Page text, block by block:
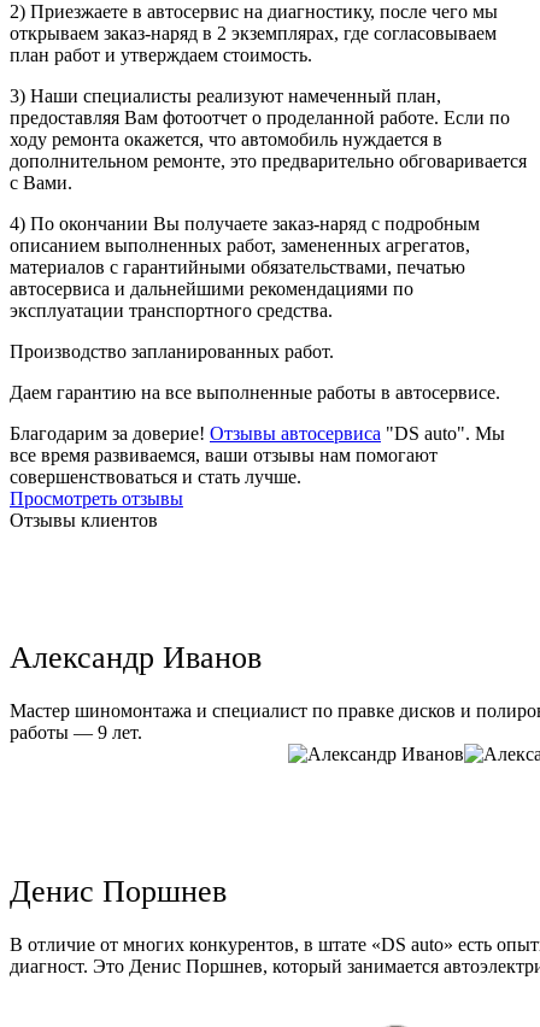
2) Приезжаете в автосервис на диагностику, после чего мы
открываем заказ-наряд в 2 экземплярах, где согласовываем
план работ и утверждаем стоимость.
3) Наши специалисты реализуют намеченный план,
предоставляя Вам фотоотчет о проделанной работе. Если по
ходу ремонта окажется, что автомобиль нуждается в
дополнительном ремонте, это предварительно обговаривается
с Вами.
4) По окончании Вы получаете заказ-наряд с подробным
описанием выполненных работ, замененных агрегатов,
материалов с гарантийными обязательствами, печатью
автосервиса и дальнейшими рекомендациями по
эксплуатации транспортного средства.
Производство запланированных работ.
Даем гарантию на все выполненные работы в автосервисе.
Благодарим за доверие! Отзывы автосервиса "DS auto". Мы
все время развиваемся, ваши отзывы нам помогают
совершенствоваться и стать лучше.
Просмотреть отзывы
Отзывы клиентов
Александр Иванов
Мастер шиномонтажа и специалист по правке дисков и
работы — 9 лет.
Денис Поршнев
В отличие от многих конкурентов, в штате «DS auto» есть
диагност. Это Денис Поршнев, который занимается